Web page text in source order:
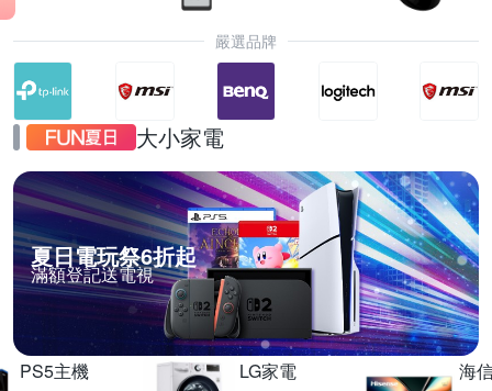
嚴選品牌
大小家電
夏日電玩祭6折起
滿額登記送電視
PS5主機
LG家電
海